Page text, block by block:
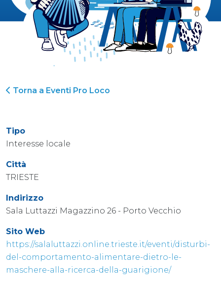
Torna a Eventi Pro Loco
Tipo
Interesse locale
Città
TRIESTE
Indirizzo
Sala Luttazzi Magazzino 26 - Porto Vecchio
Sito Web
https://salaluttazzi.online.trieste.it/eventi/disturbi-
del-comportamento-alimentare-dietro-le-
maschere-alla-ricerca-della-guarigione/